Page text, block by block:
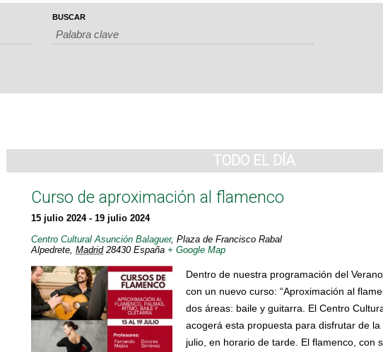
BUSCAR
TODO EL DÍA
Curso de aproximación al flamenco
15 julio 2024- 19 julio 2024
Centro Cultural Asunción Balaguer, Plaza de Francisco Rabal
Alpedrete Madrid 28430 España + Google Map
Dentro de nuestra programación del
con un nuevo curso: “Aproximación al
dos áreas: baile y guitarra. El Centro
acogerá esta propuesta para disfrutar de
julio, en horario de tarde. El flamenco, con